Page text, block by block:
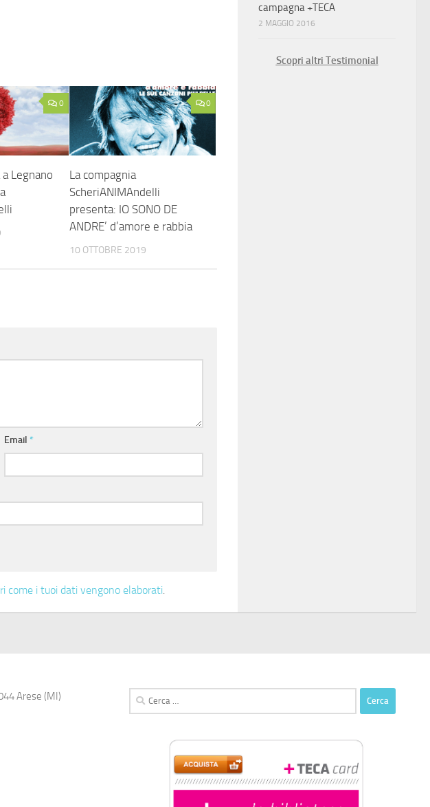
0
Legnano
0
La compagnia
ScheriANIMAndelli
presenta: IO SONO DE
ANDRE’ d’amore e rabbia
10 OTTOBRE 2019
Email *
come i tuoi dati vengono elaborati
campagna +TECA
2 MAGGIO 2016
Scopri altri Testimonial
Arese (MI)
Ricerca
per: